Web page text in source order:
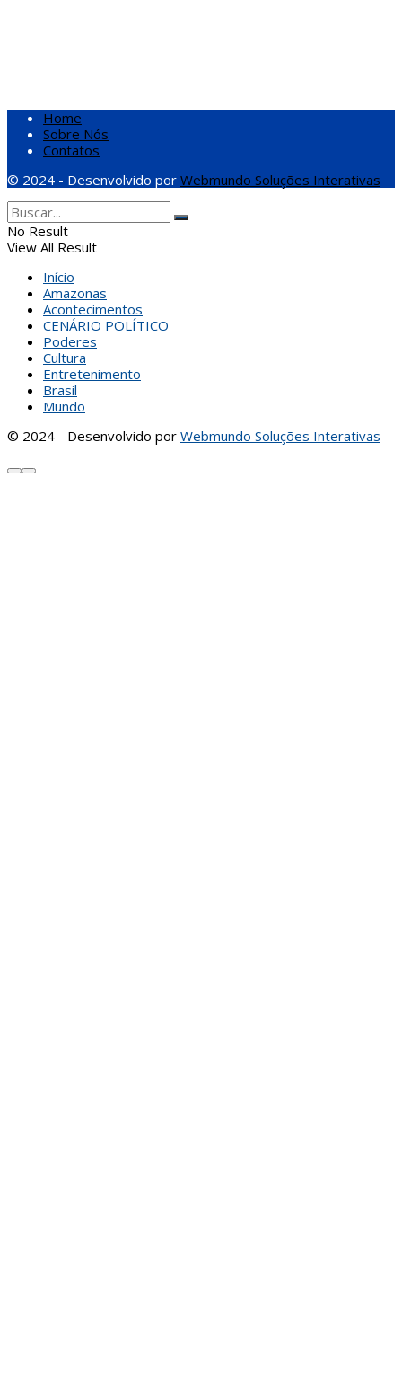
Home
Sobre Nós
Contatos
© 2024 - Desenvolvido por Webmundo Soluções Interativas
No Result
View All Result
Início
Amazonas
Acontecimentos
CENÁRIO POLÍTICO
Poderes
Cultura
Entretenimento
Brasil
Mundo
© 2024 - Desenvolvido por Webmundo Soluções Interativas